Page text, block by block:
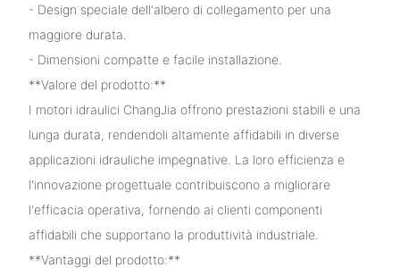
- Design speciale dell'albero di collegamento per una
maggiore durata.
- Dimensioni compatte e facile installazione.
**Valore del prodotto:**
I motori idraulici ChangJia offrono prestazioni stabili e una
lunga durata, rendendoli altamente affidabili in diverse
applicazioni idrauliche impegnative. La loro efficienza e
l'innovazione progettuale contribuiscono a migliorare
l'efficacia operativa, fornendo ai clienti componenti
affidabili che supportano la produttività industriale.
**Vantaggi del prodotto:**